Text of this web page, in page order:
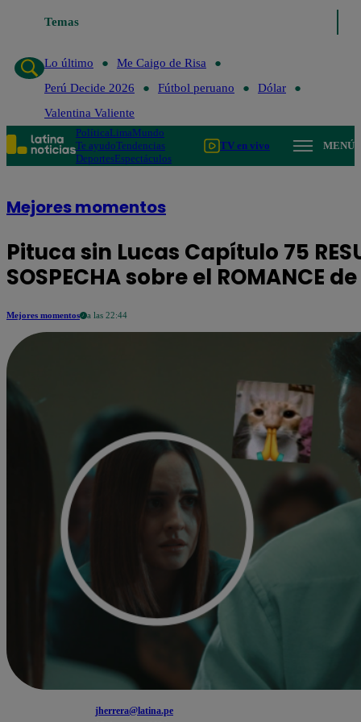
Temas
Lo último
Me Caigo de Risa
Perú Decide 2026
Fútbol peruano
Dólar
Valentina Valiente
PolíticaLimaMundo
Te ayudoTendencias
DeportesEspectáculos
TV en vivo MENÚ
Mejores momentos
Pituca sin Lucas Capítulo 75
SOSPECHA sobre el ROMANCE
Mejores momentos a las 22:44
jherrera@latina.pe